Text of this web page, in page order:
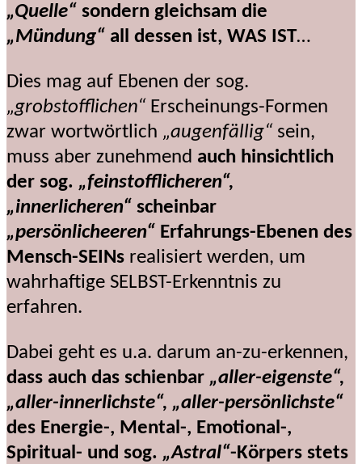
„Quelle“ sondern gleichsam die
„Mündung“ all dessen ist, WAS IST…
Dies mag auf Ebenen der sog.
„grobstofflichen“ Erscheinungs-Formen
zwar wortwörtlich „augenfällig“ sein,
muss aber zunehmend auch hinsichtlich
der sog. „feinstofflicheren“,
„innerlicheren“ scheinbar
„persönlicheeren“ Erfahrungs-Ebenen des
Mensch-SEINs realisiert werden, um
wahrhaftige SELBST-Erkenntnis zu
erfahren.
Dabei geht es u.a. darum an-zu-erkennen,
dass auch das schienbar „aller-eigenste“,
„aller-innerlichste“, „aller-persönlichste“
des Energie-, Mental-, Emotional-,
Spiritual- und sog. „Astral“-Körpers stets